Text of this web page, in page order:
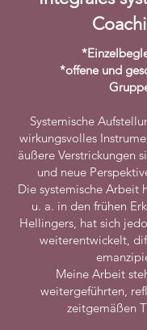
*offene und
Systemische
wirkungsvolles
äußere Verstrickungen
und neue
Die systemische Arbeit
u. a. in den frühen
Hellingers, hat sich
weiterentwickelt,
Meine Arbeit
weitergeführten,
zeitgemäßen